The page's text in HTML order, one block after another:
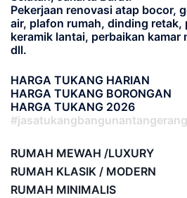
Pekerjaan renovasi atap bocor,
air, plafon rumah, dinding retak,
keramik lantai, perbaikan
dll.
HARGA TUKANG HARIAN
HARGA TUKANG BORONGAN
HARGA TUKANG 2026
RUMAH MEWAH /LUXURY
RUMAH KLASIK / MODERN
RUMAH MINIMALIS